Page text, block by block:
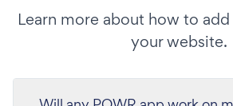
Learn more about how to
your website.